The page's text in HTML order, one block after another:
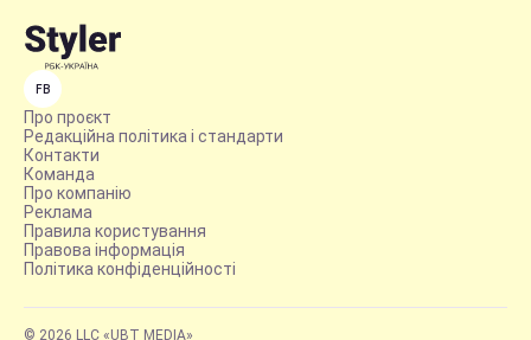
FB
Про проєкт
Редакційна політика і стандарти
Контакти
Команда
Про компанію
Реклама
Правила користування
Правова інформація
Політика конфіденційності
© 2026 LLC «UBT MEDIA»